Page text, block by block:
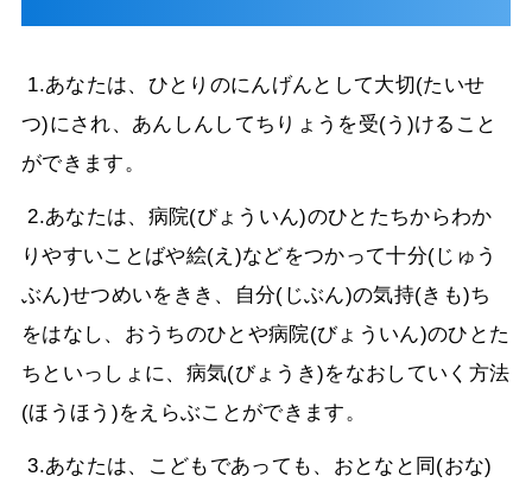
1.あなたは、ひとりのにんげんとして大切(たいせ
つ)にされ、あんしんしてちりょうを受(う)けること
ができます。
2.あなたは、病院(びょういん)のひとたちからわか
りやすいことばや絵(え)などをつかって十分(じゅう
ぶん)せつめいをきき、自分(じぶん)の気持(きも)ち
をはなし、おうちのひとや病院(びょういん)のひとた
ちといっしょに、病気(びょうき)をなおしていく方法
(ほうほう)をえらぶことができます。
3.あなたは、こどもであっても、おとなと同(おな)